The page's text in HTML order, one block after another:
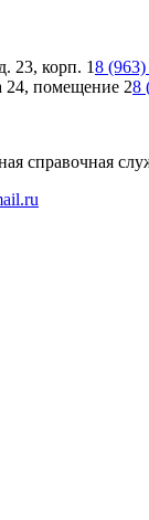
23, корп. 18
24, помещение 28
справочная